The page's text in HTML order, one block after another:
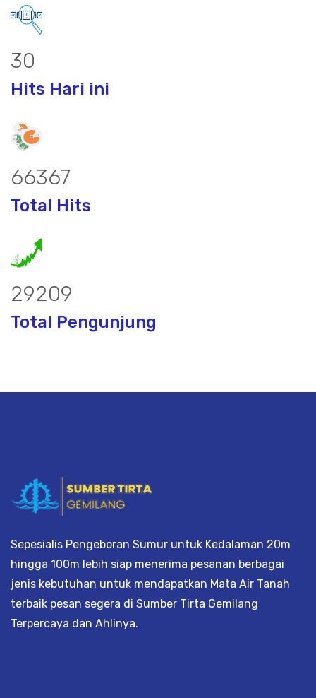
39
Hits Hari ini
87256
Total Hits
38439
Total Pengunjung
Sepesialis Pengeboran Sumur untuk Kedalaman 20m
hingga 100m lebih siap menerima pesanan berbagai
jenis kebutuhan untuk mendapatkan Mata Air Tanah
terbaik pesan segera di Sumber Tirta Gemilang
Terpercaya dan Ahlinya.